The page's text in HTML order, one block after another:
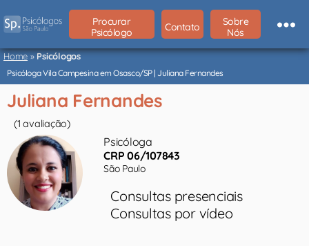
São
Paulo
Procurar
Psicólogo
Contato
Sobre
Nós
Home»Psicólogos
Psicóloga Vila Campesina em Osasco/SP | Juliana Fernandes
Juliana Fernandes
(1 avaliação)
Psicóloga
CRP 06/107843
São Paulo
Consultas presenciais
Consultas por vídeo